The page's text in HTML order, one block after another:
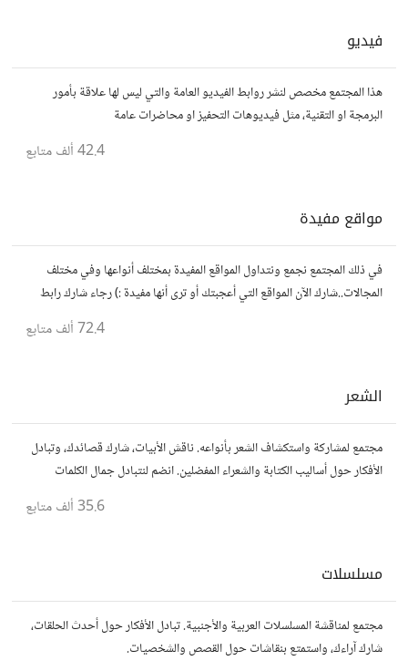
فيديو
هذا المجتمع مخصص لنشر روابط الفيديو العامة والتي ليس لها علاقة بأمور
البرمجة او التقنية، مثل فيديوهات التحفيز او محاضرات عامة
42.4 ألف متابع
مواقع مفيدة
في ذلك المجتمع نجمع ونتداول المواقع المفيدة بمختلف أنواعها وفي مختلف
المجالات..شارك الآن المواقع التي أعجبتك أو ترى أنها مفيدة :) رجاء شارك رابط
72.4 ألف متابع
الشعر
مجتمع لمشاركة واستكشاف الشعر بأنواعه. ناقش الأبيات، شارك قصائدك، وتبادل
الأفكار حول أساليب الكتابة والشعراء المفضلين. انضم لنتبادل جمال الكلمات
35.6 ألف متابع
مسلسلات
مجتمع لمناقشة المسلسلات العربية والأجنبية. تبادل الأفكار حول أحدث الحلقات،
شارك آراءك، واستمتع بنقاشات حول القصص والشخصيات.